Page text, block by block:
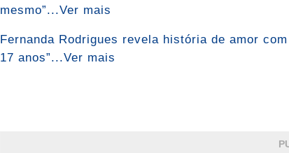
mesmo”...Ver mais
Fernanda Rodrigues revela história de amor
17 anos”...Ver mais